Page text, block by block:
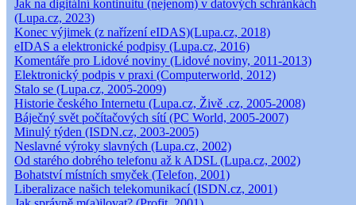
Jak na digitální kontinuitu (nejenom) v datových schránkách
(Lupa.cz, 2023)
Konec výjimek (z nařízení eIDAS)(Lupa.cz, 2018)
eIDAS a elektronické podpisy (Lupa.cz, 2016)
Komentáře pro Lidové noviny (Lidové noviny, 2011-2013)
Elektronický podpis v praxi (Computerworld, 2012)
Stalo se (Lupa.cz, 2005-2009)
Historie českého Internetu (Lupa.cz, Živě .cz, 2005-2008)
Báječný svět počítačových sítí (PC World, 2005-2007)
Minulý týden (ISDN.cz, 2003-2005)
Neslavné výroky slavných (Lupa.cz, 2002)
Od starého dobrého telefonu až k ADSL (Lupa.cz, 2002)
Bohatství místních smyček (Telefon, 2001)
Liberalizace našich telekomunikací (ISDN.cz, 2001)